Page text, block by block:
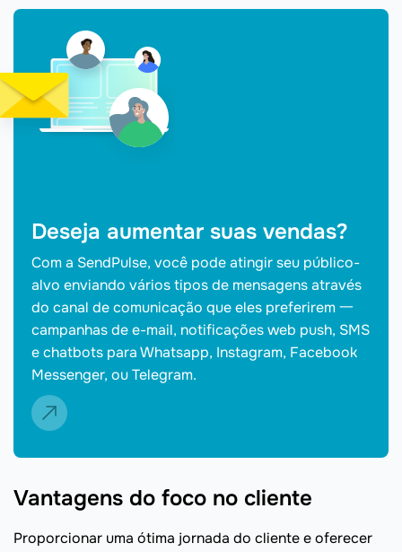
Deseja aumentar suas vendas?
Com a SendPulse, você pode atingir seu público-
alvo enviando vários tipos de mensagens através
do canal de comunicação que eles preferirem 一
campanhas de e-mail, notificações web push, SMS
e chatbots para Whatsapp, Instagram, Facebook
Messenger, ou Telegram.
Vantagens do foco no cliente
Proporcionar uma ótima jornada do cliente e oferecer